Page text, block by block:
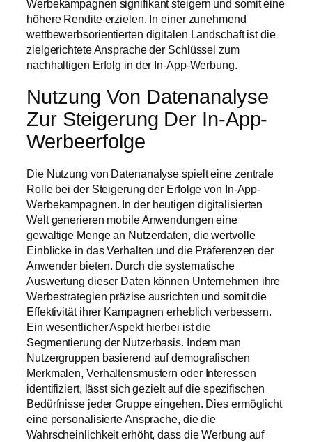
Werbekampagnen signifikant steigern und somit eine
höhere Rendite erzielen. In einer zunehmend
wettbewerbsorientierten digitalen Landschaft ist die
zielgerichtete Ansprache der Schlüssel zum
nachhaltigen Erfolg in der In-App-Werbung.
Nutzung Von Datenanalyse
Zur Steigerung Der In-App-
Werbeerfolge
Die Nutzung von Datenanalyse spielt eine zentrale
Rolle bei der Steigerung der Erfolge von In-App-
Werbekampagnen. In der heutigen digitalisierten
Welt generieren mobile Anwendungen eine
gewaltige Menge an Nutzerdaten, die wertvolle
Einblicke in das Verhalten und die Präferenzen der
Anwender bieten. Durch die systematische
Auswertung dieser Daten können Unternehmen ihre
Werbestrategien präzise ausrichten und somit die
Effektivität ihrer Kampagnen erheblich verbessern.
Ein wesentlicher Aspekt hierbei ist die
Segmentierung der Nutzerbasis. Indem man
Nutzergruppen basierend auf demografischen
Merkmalen, Verhaltensmustern oder Interessen
identifiziert, lässt sich gezielt auf die spezifischen
Bedürfnisse jeder Gruppe eingehen. Dies ermöglicht
eine personalisierte Ansprache, die die
Wahrscheinlichkeit erhöht, dass die Werbung auf